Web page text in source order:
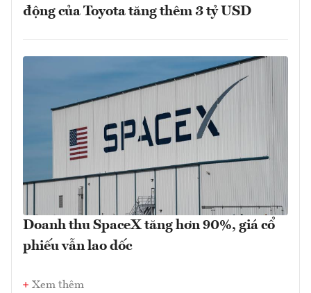
động của Toyota tăng thêm 3 tỷ USD
Doanh thu SpaceX tăng hơn 90%, giá cổ
phiếu vẫn lao dốc
Xem thêm